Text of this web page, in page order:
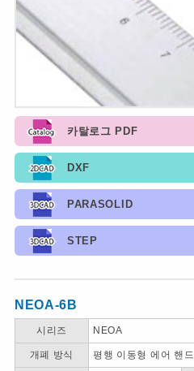
카탈로그 PDF
DXF
PARASOLID
STEP
NEOA-6B
시리즈 NEOA
개폐 방식 평행 이동형 에어 핸드